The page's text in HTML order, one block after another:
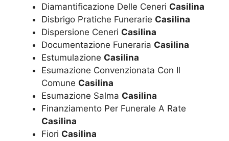
Diamantificazione Delle Ceneri Casilina
Disbrigo Pratiche Funerarie Casilina
Dispersione Ceneri Casilina
Documentazione Funeraria Casilina
Estumulazione Casilina
Esumazione Convenzionata Con Il
Comune Casilina
Esumazione Salma Casilina
Finanziamento Per Funerale A Rate
Casilina
Fiori Casilina